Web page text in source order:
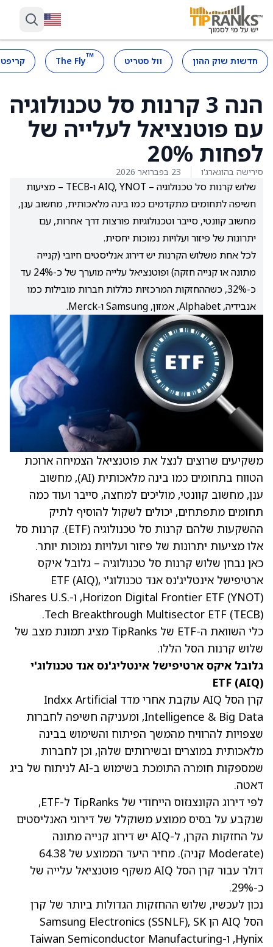
חדשות שוק ההון וול סטריט ™
The Fly
הנה 3 קרנות סל טכנולוגיה
עם פוטנציאל לעלייה של
לפחות 20%
סירישה בהוגארג'ו 23 בפברואר 2026
שלוש קרנות סל טכנולוגיה – AIQ, YNOT ו-TECB – מציעות
חשיפה לתחומים מתקדמים כמו בינה מלאכותית, מחשוב ענן,
מחשוב קוונטי, סייבר וטכנולוגיות פורצות דרך אחרות, עם
יתרונות של פיזור ועלויות נמוכות יחסית.
לכל אחת משלוש הקרנות יש דירוג אנליסטים חיובי (קנייה
מתונה או קנייה חזקה) ופוטנציאל עלייה מוערך של כ-24% עד
כ-32%, כשההחזקות המרכזיות כוללות חברות מובילות כמו
אנבידיה, Alphabet, אמזון, Samsung ו-Merck.
משקיעים שרוצים לנצל את פוטנציאל הצמיחה ארוכת
הטווח בתחומים כמו בינה מלאכותית (AI), מחשוב
ענן, מחשוב קוונטי, מוליכים למחצה, סייבר ועוד כמה
תחומים מתפתחים, יכולים לשקול להוסיף לתיק
ההשקעות שלהם קרנות סל טכנולוגיה (ETF). קרנות סל
אלו מציעות יתרונות של פיזור ועלויות נמוכות יותר.
כאן נבחן שלוש קרנות סל טכנולוגיה – גלובל איקס
ארטיפישל אינטליג'נס אנד טכנולוג'י ETF (AIQ),
Horizon Digital Frontier ETF (YNOT), ו-iShares U.S.
Tech Breakthrough Multisector ETF (TECB).
כלי השוואת ה-ETF של TipRanks מציג תמונת מצב של
שלוש קרנות הסל הללו.
גלובל איקס ארטיפישל אינטליג'נס אנד טכנולוג'י
ETF (AIQ)
קרן הסל AIQ עוקבת אחרי מדד Indxx Artificial
Intelligence & Big Data, ומעניקה חשיפה לחברות
שצפויות להרוויח מהמשך הפיתוח והשימוש בבינה
מלאכותית במוצרים ובשירותים שלהן, וכן לחברות
שמספקות חומרה התומכת בשימוש ב-AI לניתוח של ביג
דאטה.
לפי דירוג הקונצנזוס הייחודי של TipRanks ל-ETF,
שנקבע על בסיס ממוצע משוקלל של דירוגי האנליסטים
על החזקות הקרן, ל-AIQ יש דירוג קנייה מתונה
(Moderate קניה). מחיר היעד הממוצע של 64.38
דולר עבור קרן הסל AIQ משקף פוטנציאל עלייה של
כ-29%.
נכון לעכשיו, שלוש ההחזקות הגדולות ביותר של קרן
הסל AIQ הן Samsung Electronics
(SSNLF), SK
Hynix, ו-Taiwan Semiconductor Manufacturing